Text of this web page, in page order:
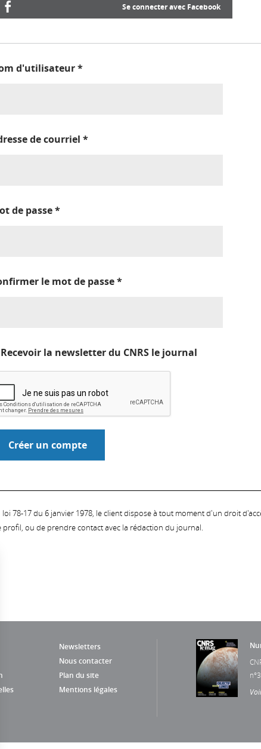
Se connecter avec Facebook
d'utilisateur*
de courriel *
de passe*
le mot de passe*
Recevoir la newsletter du CNRS le journal
78-17 du 6 janvier 1978, le client dispose à tout moment d'un droit
ou de prendre contact avec la rédaction du journal.
Newsletters
Nous contacter
Plan du site
Mentions légales